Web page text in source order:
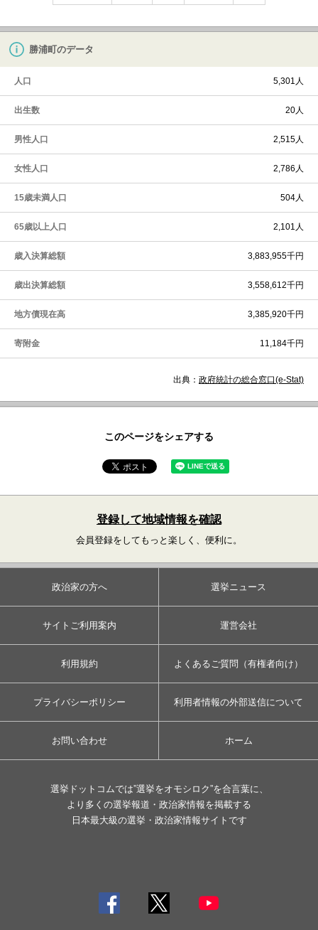
勝浦町のデータ
人口 5,301人
出生数 20人
男性人口 2,515人
女性人口 2,786人
15歳未満人口 504人
65歳以上人口 2,101人
歳入決算総額 3,883,955千円
歳出決算総額 3,558,612千円
地方債現在高 3,385,920千円
寄附金 11,184千円
出典： 政府統計の総合窓口(e-Stat)
このページをシェアする
登録して地域情報を確認
会員登録をしてもっと楽しく、便利に。
政治家の方へ 選挙ニュース
サイトご利用案内 運営会社
利用規約 よくあるご質問（有権者向け）
プライバシーポリシー 利用者情報の外部送信について
お問い合わせ ホーム
選挙ドットコムでは”選挙をオモシロク”を合言葉に、
より多くの選挙報道・政治家情報を掲載する
日本最大級の選挙・政治家情報サイトです